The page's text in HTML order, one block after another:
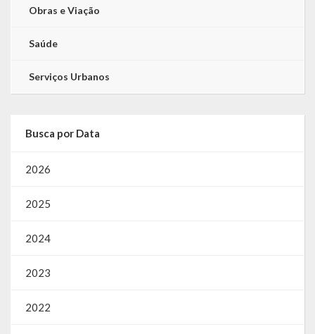
Obras e Viação
Saúde
Serviços Urbanos
Busca por Data
2026
2025
2024
2023
2022